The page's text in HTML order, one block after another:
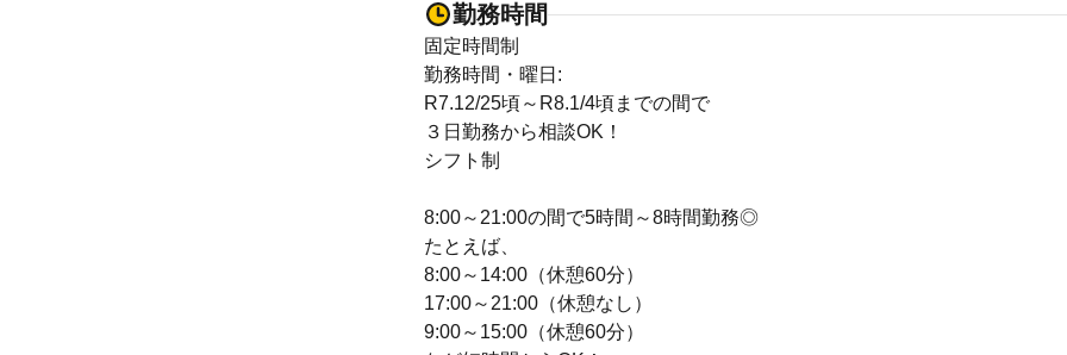
勤務時間
固定時間制
勤務時間・曜日:
R7.12/25頃～R8.1/4頃までの間で
３日勤務から相談OK！
シフト制
8:00～21:00の間で5時間～8時間勤務◎
たとえば、
8:00～14:00（休憩60分）
17:00～21:00（休憩なし）
9:00～15:00（休憩60分）